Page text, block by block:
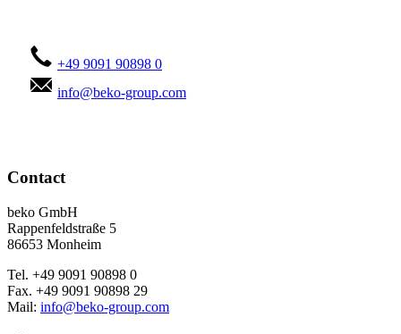
+49 9091 90898 0
info@beko-group.com
Contact
beko GmbH
Rappenfeldstraße 5
86653 Monheim
Tel. +49 9091 90898 0
Fax. +49 9091 90898 29
Mail: info@beko-group.com